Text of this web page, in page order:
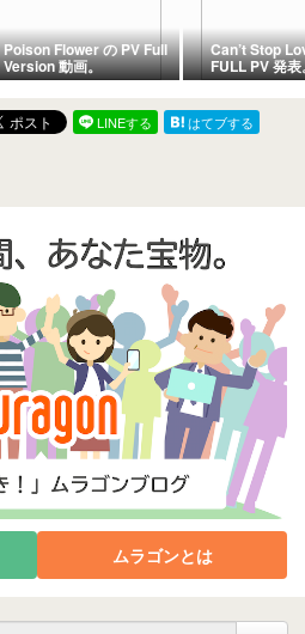
Poison Flower の PV Full
Version 動画。
Can’t Stop
FULL PV 発表
LINEする
はてブする
ムラゴンとは